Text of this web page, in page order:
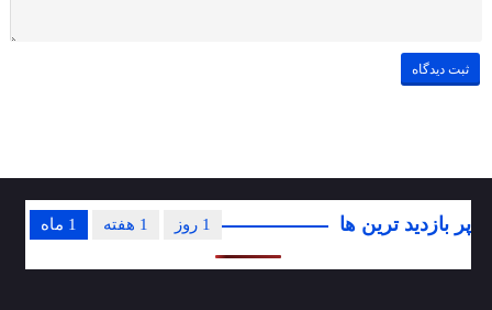
پر بازدید ترین ها 1 ماه 1 هفته 1 روز